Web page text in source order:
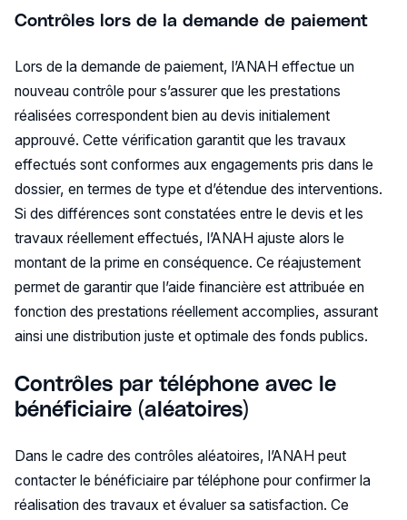
Contrôles lors de la demande de paiement
Lors de la demande de paiement, l’ANAH effectue un
nouveau contrôle pour s’assurer que les prestations
réalisées correspondent bien au devis initialement
approuvé. Cette vérification garantit que les travaux
effectués sont conformes aux engagements pris dans le
dossier, en termes de type et d’étendue des interventions.
Si des différences sont constatées entre le devis et les
travaux réellement effectués, l’ANAH ajuste alors le
montant de la prime en conséquence. Ce réajustement
permet de garantir que l’aide financière est attribuée en
fonction des prestations réellement accomplies, assurant
ainsi une distribution juste et optimale des fonds publics.
Contrôles par téléphone avec le
bénéficiaire (aléatoires)
Dans le cadre des contrôles aléatoires, l’ANAH peut
contacter le bénéficiaire par téléphone pour confirmer la
réalisation des travaux et évaluer sa satisfaction. Ce